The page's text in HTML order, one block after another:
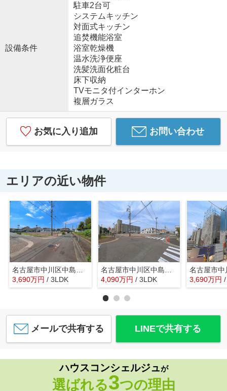
設備条件
駐車2台可
システムキッチン
対面式キッチン
追焚機能浴室
浴室乾燥機
温水洗浄便座
洗髪洗面化粧台
床下収納
TVモニタ付インターホン
複層ガラス
お気に入り追加 お問い合わせ
エリアの近い物件
3,690万円 / 3LDK
4,090万円 / 3LDK 3,690万円
メールで共有する LINEで共有する
ハウスコンシェルジュが
選ばれる3つの理由